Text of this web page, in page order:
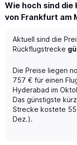
Range:
6
The
chart
has
Y
axis
displaying
Number
of
flights.
Wie hoch sind die
von Frankfurt am
Aktuell sind die
Rückflugstrecke
Die Preise liegen
757 € für einen
Hyderabad im
Das günstigste
Strecke kostete
Dez.).